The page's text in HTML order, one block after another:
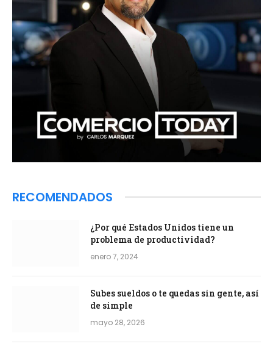
RECOMENDADOS
¿Por qué Estados Unidos tiene un
problema de productividad?
enero 7, 2024
Subes sueldos o te quedas sin gente, así
de simple
mayo 28, 2026